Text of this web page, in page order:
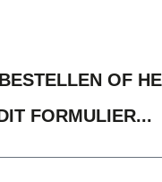
OF
FORMULIER...